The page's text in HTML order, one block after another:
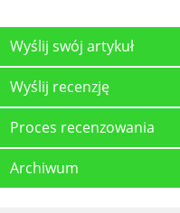
Wyślij swój artykuł
Wyślij recenzję
Proces recenzowania
Archiwum